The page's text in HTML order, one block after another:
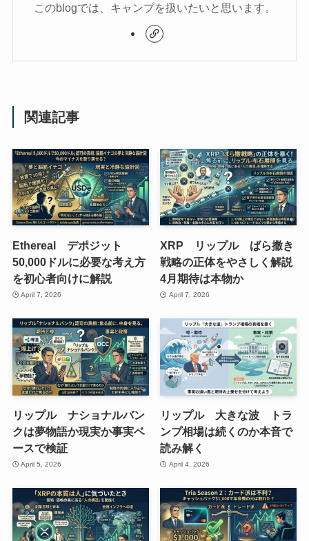
このblogでは、キャンプを扱いたいと思います。
関連記事
Ethereal デポジット
50,000ドルに必要な考え方
を初心者向けに解説
April 7, 2026
XRP リップル ばら撒き
戦略の正体をやさしく解説
4月期待は本物か
April 7, 2026
リップル ナショナルバン
クは夢物語か現実か事実ベ
ースで検証
April 5, 2026
リップル 大きな波 トラ
ンプ相場は続くのか本音で
読み解く
April 4, 2026